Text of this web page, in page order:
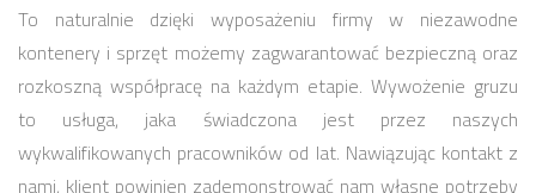
To naturalnie dzięki wyposażeniu firmy w niezawodne
kontenery i sprzęt możemy zagwarantować bezpieczną oraz
rozkoszną współpracę na każdym etapie. Wywożenie gruzu
to usługa, jaka świadczona jest przez naszych
wykwalifikowanych pracowników od lat. Nawiązując kontakt z
nami, klient powinien zademonstrować nam własne potrzeby